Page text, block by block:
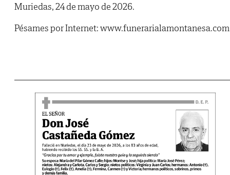
Muriedas, 24 de mayo de 2026.
Pésames por Internet: www.funerarialamontanesa.com